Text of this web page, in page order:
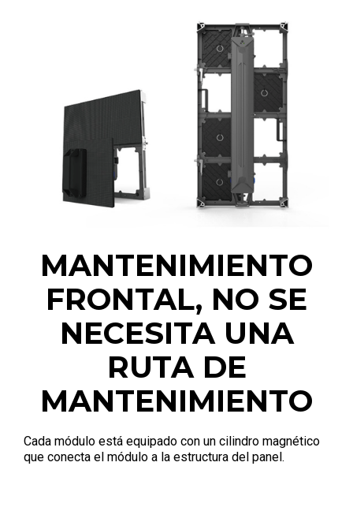
MANTENIMIENTO
FRONTAL, NO SE
NECESITA UNA
RUTA DE
MANTENIMIENTO
Cada módulo está equipado con un cilindro magnético
que conecta el módulo a la estructura del panel.